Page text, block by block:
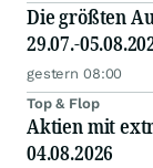
Die größten
29.07.-
gestern 08:00
Top & Flop
Aktien mit
04.08.2026